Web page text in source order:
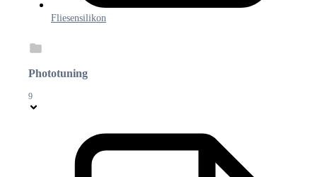
Fliesensilikon
Phototuning
9